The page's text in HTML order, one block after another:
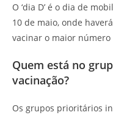
O ‘dia D’ é o dia de
10 de maio, onde
vacinar o maior número
Quem está no
vacinação?
Os grupos prioritários